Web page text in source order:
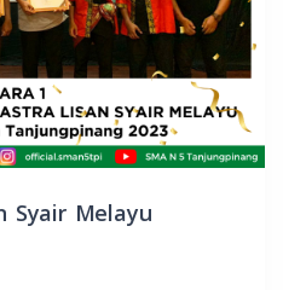
Syair Melayu